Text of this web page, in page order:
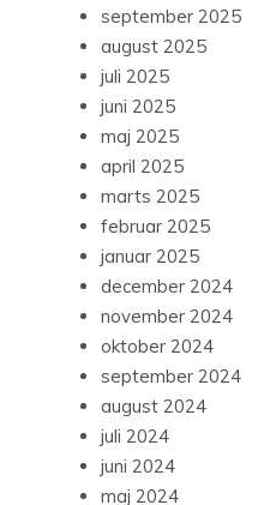
september 2025
august 2025
juli 2025
juni 2025
maj 2025
april 2025
marts 2025
februar 2025
januar 2025
december 2024
november 2024
oktober 2024
september 2024
august 2024
juli 2024
juni 2024
maj 2024